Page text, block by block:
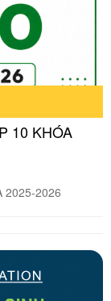
10 KHÓA
2025-2026